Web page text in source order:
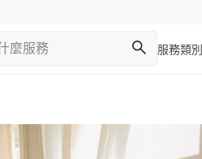
服務類別